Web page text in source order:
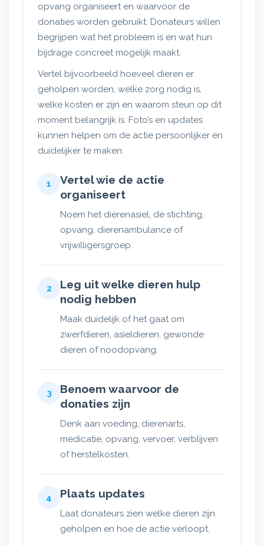
opvang organiseert en waarvoor de
donaties worden gebruikt. Donateurs willen
begrijpen wat het probleem is en wat hun
bijdrage concreet mogelijk maakt.
Vertel bijvoorbeeld hoeveel dieren er
geholpen worden, welke zorg nodig is,
welke kosten er zijn en waarom steun op dit
moment belangrijk is. Foto’s en updates
kunnen helpen om de actie persoonlijker en
duidelijker te maken.
1
Vertel wie de actie
organiseert
Noem het dierenasiel, de stichting,
opvang, dierenambulance of
vrijwilligersgroep.
2
Leg uit welke dieren hulp
nodig hebben
Maak duidelijk of het gaat om
zwerfdieren, asieldieren, gewonde
dieren of noodopvang.
3
Benoem waarvoor de
donaties zijn
Denk aan voeding, dierenarts,
medicatie, opvang, vervoer, verblijven
of herstelkosten.
4 Plaats updates
Laat donateurs zien welke dieren zijn
geholpen en hoe de actie verloopt.